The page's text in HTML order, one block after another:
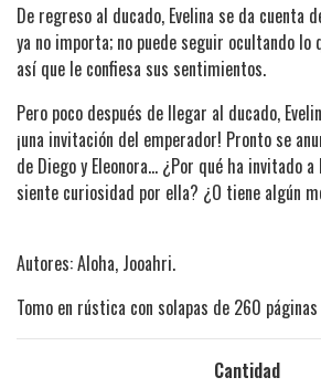
De regreso al ducado, Evelina se da cuenta
ya no importa; no puede seguir ocultando lo
así que le confiesa sus sentimientos.
Pero poco después de llegar al ducado,
¡una invitación del emperador! Pronto se
de Diego y Eleonora… ¿Por qué ha invitado a
siente curiosidad por ella? ¿O tiene algún
Autores: Aloha, Jooahri.
Tomo en rústica con solapas de 260
Cantidad